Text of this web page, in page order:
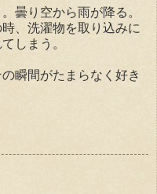
曇り空から雨が降る。
、洗濯物を取り込みに
しまう。
瞬間がたまらなく好き